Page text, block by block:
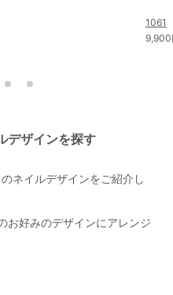
1061
9,900
デザインを探す
ネイルデザインをご紹介し
お好みのデザインにアレンジ